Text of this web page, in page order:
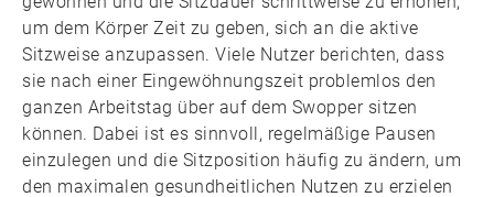
um dem Körper Zeit zu geben, sich an die aktive
Sitzweise anzupassen. Viele Nutzer berichten, dass
sie nach einer Eingewöhnungszeit problemlos den
ganzen Arbeitstag über auf dem Swopper sitzen
können. Dabei ist es sinnvoll, regelmäßige Pausen
einzulegen und die Sitzposition häufig zu ändern, um
den maximalen gesundheitlichen Nutzen zu erzielen